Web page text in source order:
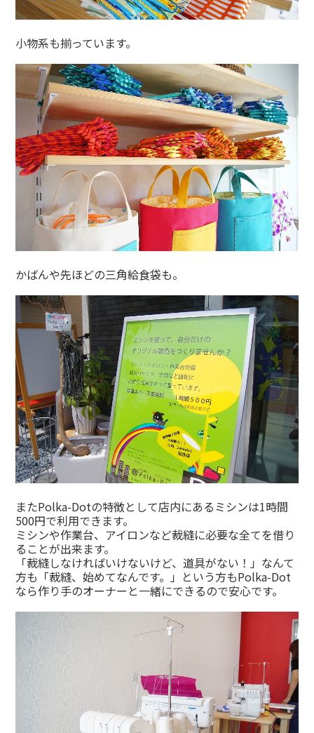
小物系も揃っています。
かばんや先ほどの三角給食袋も。
またPolka-Dotの特徴として店内にあるミシンは1時間
500円で利用できます。
ミシンや作業台、アイロンなど裁縫に必要な全てを借り
ることが出来ます。
「裁縫しなければいけないけど、道具がない！」なんて
方も「裁縫、始めてなんです。」という方もPolka-Dot
なら作り手のオーナーと一緒にできるので安心です。